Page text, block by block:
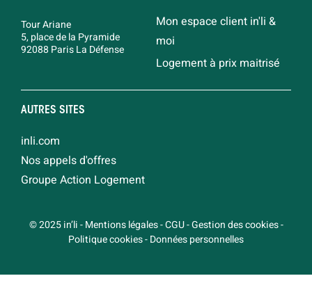
Tour Ariane
5, place de la Pyramide
92088 Paris La Défense
Mon espace client in'li &
moi
Logement à prix maitrisé
AUTRES SITES
inli.com
Nos appels d'offres
Groupe Action Logement
© 2025 in’li-Mentions légales-CGU-Gestion des cookies-
Politique cookies-Données personnelles